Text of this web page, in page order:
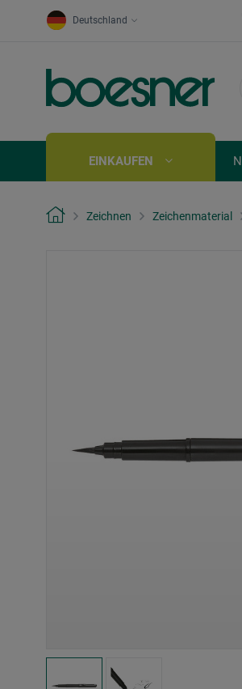
Deutschland
EINKAUFEN
Zeichnen Zeichenmaterial